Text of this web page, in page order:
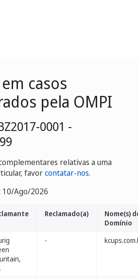
casos
pela OMPI
0001 -
relativas a uma
favorcontatar-nos.
10/Ago/2026
Reclamado(a)
Nome(s)
Domínio
-